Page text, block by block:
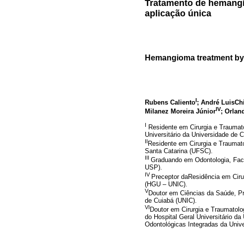
Tratamento de
aplicação única
Hemangioma treatment
Rubens CalientoI; André
Milanez Moreira JúniorIV;
I Residente em Cirurgia e
Universitário da Universidade de
II Residente em Cirurgia e
Santa Catarina (UFSC).
III Graduando em Odontologia,
USP).
IV Preceptor daResidência em
(HGU – UNIC).
VDoutor em Ciências da Saúde,
de Cuiabá (UNIC).
VI Doutor em Cirurgia e
do Hospital Geral Universitário
Odontológicas Integradas da